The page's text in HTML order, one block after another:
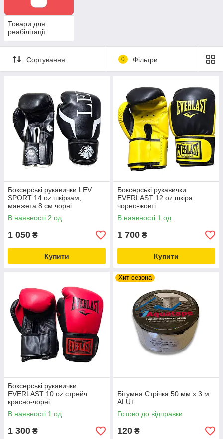
Товари для
реабілітації
Сортування 0 Фільтри
Боксерські рукавички LEV
SPORT 14 oz шкірзам,
манжета 8 см чорні
В наявності 2 од.
1 050 ₴
Купити
Боксерські рукавички
EVERLAST 12 oz шкіра
чорно-жовті
В наявності 1 од.
1 700 ₴
Купити
Боксерські рукавички
EVERLAST 10 oz стрейч
красно-чорні
В наявності 1 од.
1 300 ₴
Хит сезона
Бітумна Стрічка 50 мм х 3 м
ALU+
Готово до відправки
120 ₴